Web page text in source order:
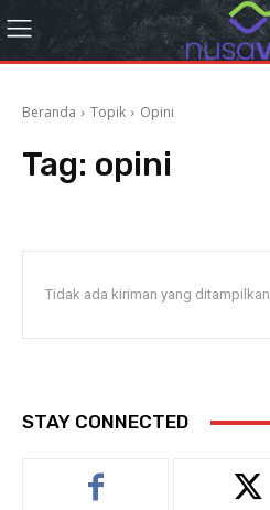
Beranda Topik Opini
Tag: opini
Tidak ada kiriman yang ditampilkan
STAY CONNECTED